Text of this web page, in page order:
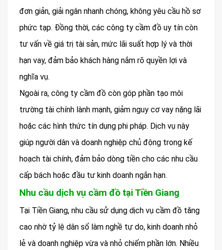
đơn giản, giải ngân nhanh chóng, không yêu cầu hồ sơ
phức tạp. Đồng thời, các công ty cầm đồ uy tín còn
tư vấn về giá trị tài sản, mức lãi suất hợp lý và thời
hạn vay, đảm bảo khách hàng nắm rõ quyền lợi và
nghĩa vụ.
Ngoài ra, công ty cầm đồ còn góp phần tạo môi
trường tài chính lành mạnh, giảm nguy cơ vay nặng lãi
hoặc các hình thức tín dụng phi pháp. Dịch vụ này
giúp người dân và doanh nghiệp chủ động trong kế
hoạch tài chính, đảm bảo dòng tiền cho các nhu cầu
cấp bách hoặc đầu tư kinh doanh ngắn hạn.
Nhu cầu dịch vụ cầm đồ tại Tiền Giang
Tại Tiền Giang, nhu cầu sử dụng dịch vụ cầm đồ tăng
cao nhờ tỷ lệ dân số làm nghề tự do, kinh doanh nhỏ
lẻ và doanh nghiệp vừa và nhỏ chiếm phần lớn. Nhiều